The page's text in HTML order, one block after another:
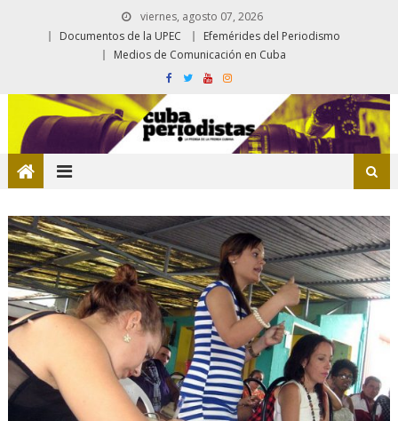
viernes, agosto 07, 2026
Documentos de la UPEC
Efemérides del Periodismo
Medios de Comunicación en Cuba